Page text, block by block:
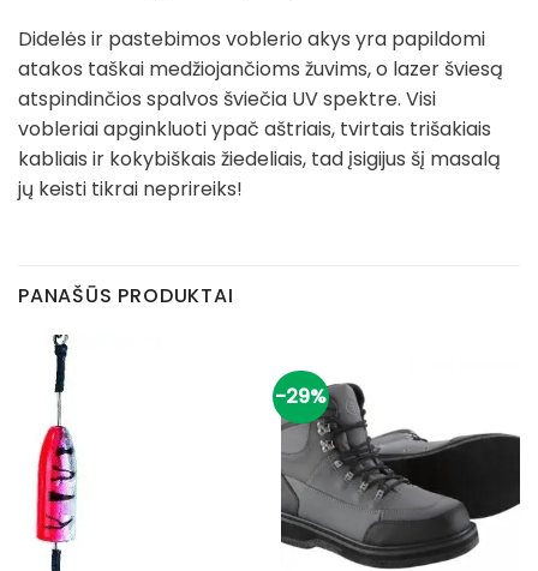
Didelės ir pastebimos voblerio akys yra papildomi
atakos taškai medžiojančioms žuvims, o lazer šviesą
atspindinčios spalvos šviečia UV spektre. Visi
vobleriai apginkluoti ypač aštriais, tvirtais trišakiais
kabliais ir kokybiškais žiedeliais, tad įsigijus šį masalą
jų keisti tikrai neprireiks!
PANAŠŪS PRODUKTAI
-29%